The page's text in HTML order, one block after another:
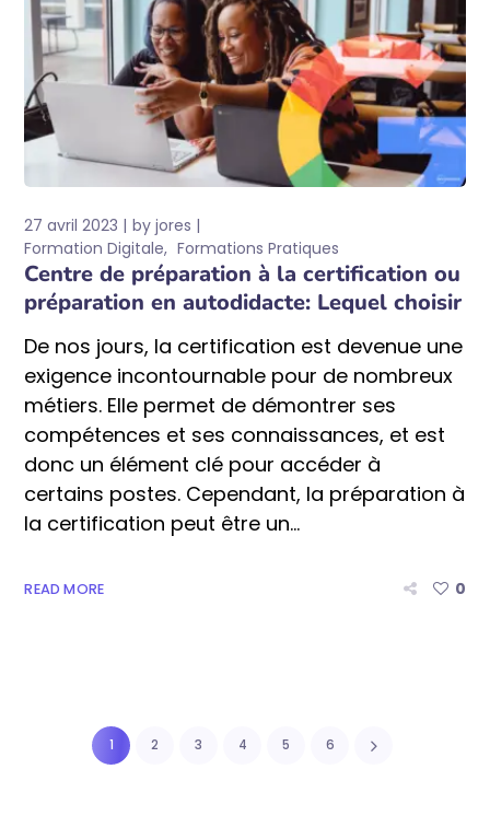
27 avril 2023 byjores
Formation Digitale Formations Pratiques
Centre de préparation à la certification ou
préparation en autodidacte: Lequel choisir
De nos jours, la certification est devenue une
exigence incontournable pour de nombreux
métiers. Elle permet de démontrer ses
compétences et ses connaissances, et est
donc un élément clé pour accéder à
certains postes. Cependant, la préparation à
la certification peut être un...
READ MORE 0
1 2 3 4 5 6